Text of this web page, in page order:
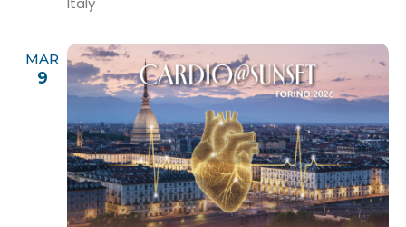
MAR
9